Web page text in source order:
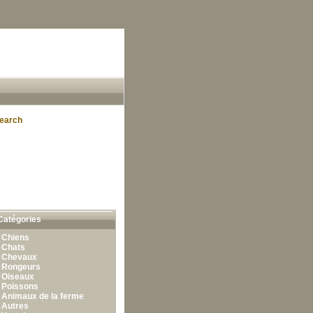
Chiens
Chats
Chevaux
Rongeurs
Oiseaux
Poissons
Animaux de la ferme
Autres